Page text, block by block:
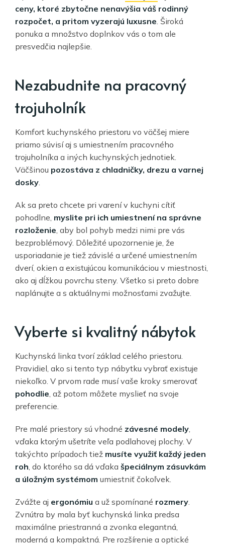
ceny, ktoré zbytočne nenavýšia váš rodinný
rozpočet, a pritom vyzerajú luxusne . Široká
ponuka a množstvo doplnkov vás o tom ale
presvedčia najlepšie.
Nezabudnite na pracovný
trojuholník
Komfort kuchynského priestoru vo väčšej miere
priamo súvisí aj s umiestnením pracovného
trojuholníka a iných kuchynských jednotiek.
Väčšinou pozostáva z chladničky, drezu a varnej
dosky
Ak sa preto chcete pri varení v kuchyni cítiť
pohodlne, myslite pri ich umiestnení na správne
rozloženie , aby bol pohyb medzi nimi pre vás
bezproblémový. Dôležité upozornenie je, že
usporiadanie je tiež závislé a určené umiestnením
dverí, okien a existujúcou komunikáciou v miestnosti,
ako aj dĺžkou povrchu steny. Všetko si preto dobre
naplánujte a s aktuálnymi možnosťami zvažujte.
Vyberte si kvalitný nábytok
Kuchynská linka tvorí základ celého priestoru.
Pravidiel, ako si tento typ nábytku vybrať existuje
niekoľko. V prvom rade musí vaše kroky smerovať
pohodlie , až potom môžete myslieť na svoje
preferencie.
Pre malé priestory sú vhodné závesné modely
vďaka ktorým ušetríte veľa podlahovej plochy. V
takýchto prípadoch tiež musíte využiť každý jeden
roh , do ktorého sa dá vďaka špeciálnym zásuvkám
a úložným systémom umiestniť čokoľvek.
Zvážte aj ergonómiu a už spomínané rozmery
Zvnútra by mala byť kuchynská linka predsa
maximálne priestranná a zvonka elegantná,
moderná a kompaktná. Pre rozšírenie a optické